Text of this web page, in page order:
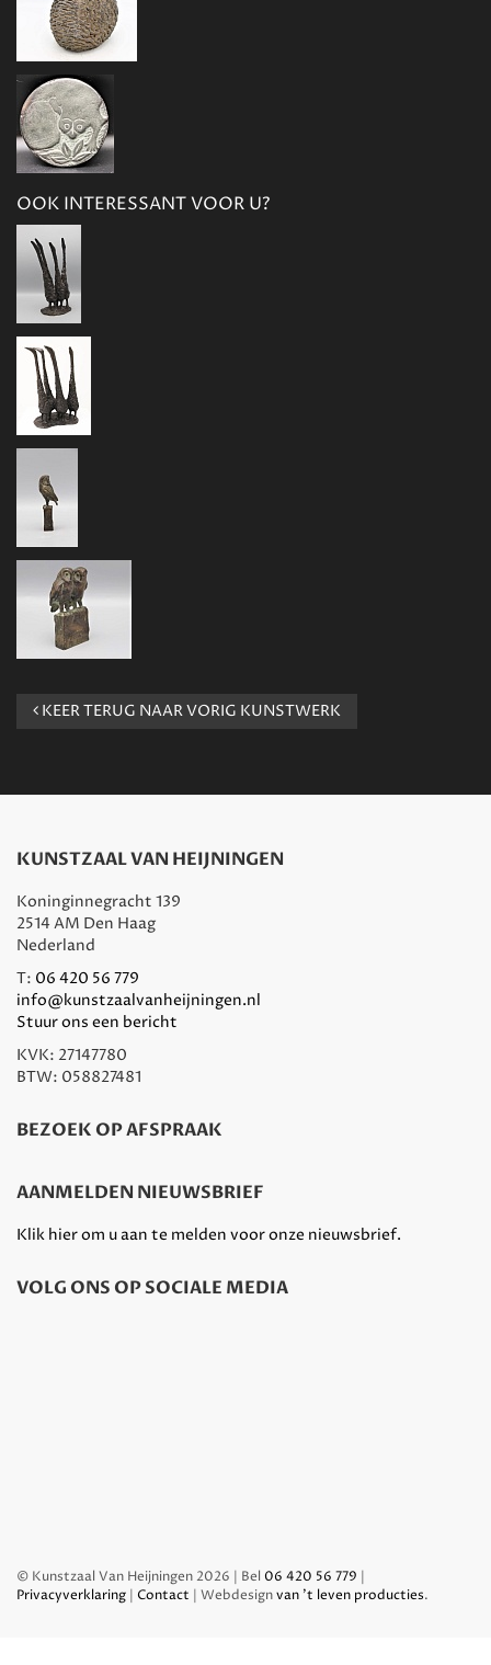
OOK INTERESSANT VOOR U?
KEER TERUG NAAR VORIG KUNSTWERK
KUNSTZAAL VAN HEIJNINGEN
Koninginnegracht 139
2514 AM Den Haag
Nederland
T: 06 420 56 779
info@kunstzaalvanheijningen.nl
Stuur ons een bericht
KVK: 27147780
BTW: 058827481
BEZOEK OP AFSPRAAK
AANMELDEN NIEUWSBRIEF
Klik hier om u aan te melden voor onze nieuwsbrief.
VOLG ONS OP SOCIALE MEDIA
© Kunstzaal Van Heijningen 2026 | Bel 06 420 56 779 |
Privacyverklaring | Contact | Webdesignvan 't leven producties.